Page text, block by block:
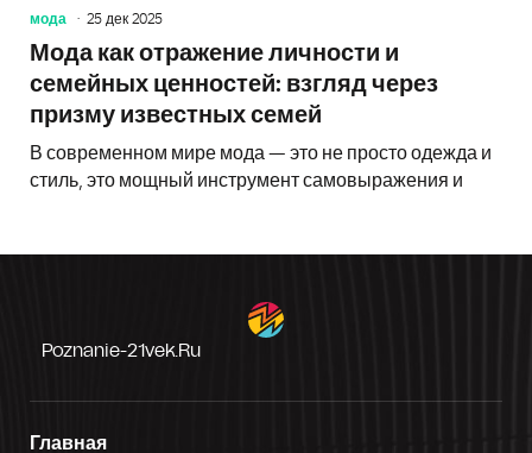
мода 25 дек 2025
Мода как отражение личности и
семейных ценностей: взгляд через
призму известных семей
В современном мире мода — это не просто одежда и
стиль, это мощный инструмент самовыражения и
Poznanie-21vek.ru
Главная